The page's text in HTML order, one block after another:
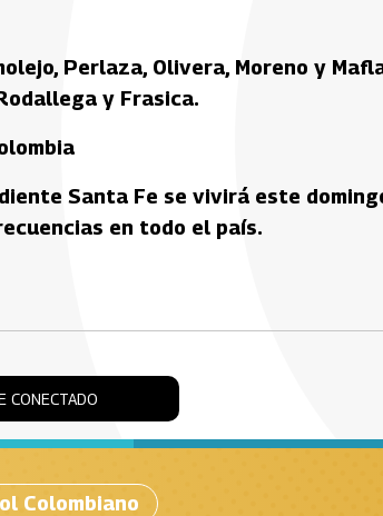
Perlaza, Olivera, Moreno y
y Frasica.
Santa Fe se vivirá este
en todo el país.
CONECTADO
Colombiano